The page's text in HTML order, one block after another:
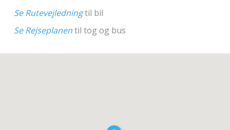
Se Rutevejledningtil bil
Se Rejseplanentil tog og bus